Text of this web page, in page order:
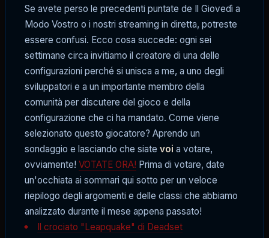
Se avete perso le precedenti puntate de Il Giovedì a
Modo Vostro o i nostri streaming in diretta, potreste
essere confusi. Ecco cosa succede: ogni sei
settimane circa invitiamo il creatore di una delle
configurazioni perché si unisca a me, a uno degli
sviluppatori e a un importante membro della
comunità per discutere del gioco e della
configurazione che ci ha mandato. Come viene
selezionato questo giocatore? Aprendo un
sondaggio e lasciando che siate voi a votare,
ovviamente! VOTATE ORA! Prima di votare, date
un'occhiata ai sommari qui sotto per un veloce
riepilogo degli argomenti e delle classi che abbiamo
analizzato durante il mese appena passato!
Il crociato "Leapquake" di Deadset